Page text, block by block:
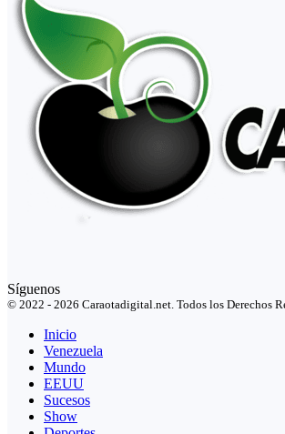
Síguenos
© 2022 - 2026 Caraotadigital.net. Todos los Derechos
Inicio
Venezuela
Mundo
EEUU
Sucesos
Show